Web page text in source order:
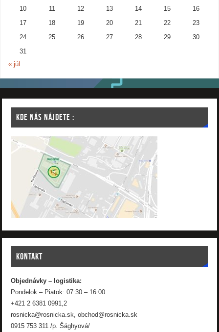
10 11 12 13 14 15 16
17 18 19 20 21 22 23
24 25 26 27 28 29 30
31
« júl
KDE NÁS NÁJDETE :
KONTAKT
Objednávky – logistika:
Pondelok – Piatok: 07:30 – 16:00
+421 2 6381 0991,2
rosnicka@rosnicka.sk, obchod@rosnicka.sk
0915 753 311 /p. Šághyová/